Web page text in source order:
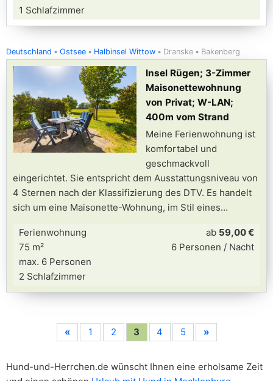
1 Schlafzimmer
Deutschland Ostsee Halbinsel Wittow Dranske Bakenberg
Insel Rügen; 3-Zimmer
Maisonettewohnung
von Privat; W-LAN;
400m vom Strand
Meine Ferienwohnung ist
komfortabel und
geschmackvoll
eingerichtet. Sie entspricht dem Ausstattungsniveau von
4 Sternen nach der Klassifizierung des DTV. Es handelt
sich um eine Maisonette-Wohnung, im Stil eines
Ferienwohnung
75 m²
max. 6 Personen
2 Schlafzimmer
ab 59,00 €
6 Personen / Nacht
« 1 2 3 4 5 »
Hund-und-Herrchen.de wünscht Ihnen eine erholsame Zeit